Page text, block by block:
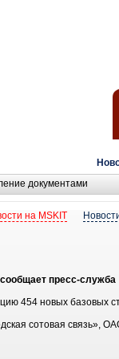
документами
на MSKIT
пресс-служба
454 новых базовых
сотовая связь»,